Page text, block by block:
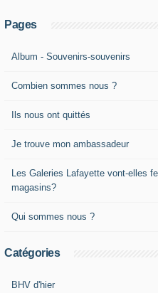
Pages
Album - Souvenirs-souvenirs
Combien sommes nous ?
Ils nous ont quittés
Je trouve mon ambassadeur
Les Galeries Lafayette vont-elles
magasins?
Qui sommes nous ?
Catégories
BHV d'hier